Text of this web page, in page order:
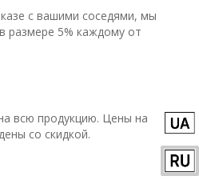
с вашими соседями, мы
размере 5% каждому от
всю продукцию. Цены на
со скидкой.